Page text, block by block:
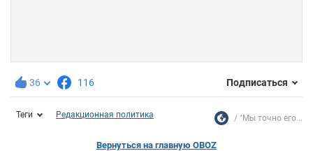
36 116 Подписаться
Теги Редакционная политика "Мы точно его...
Вернуться на главную OBOZ